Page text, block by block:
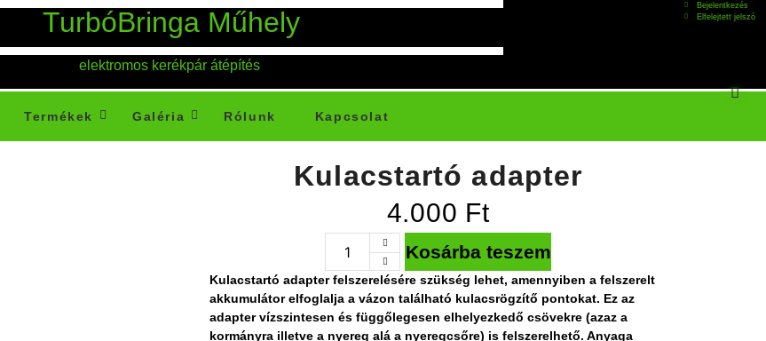
TurbóBringa Műhely
Bejelentkezés
Elfelejtett jelszó
elektromos kerékpár átépítés
Termékek Galéria Rólunk Kapcsolat
Kulacstartó adapter
4.000 Ft
Kosárba teszem
Kulacstartó adapter felszerelésére szükség lehet, amennyiben a felszerelt
akkumulátor elfoglalja a vázon található kulacsrögzítő pontokat. Ez az
adapter vízszintesen és függőlegesen elhelyezkedő csövekre (azaz a
kormányra illetve a nyereg alá a nyeregcsőre) is felszerelhető. Anyaga